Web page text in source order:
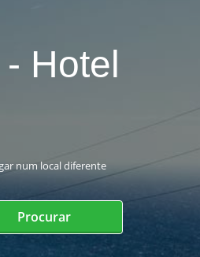
Hotel
num local diferente
Procurar